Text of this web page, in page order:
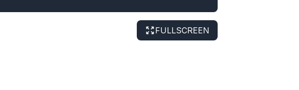
FULLSCREEN